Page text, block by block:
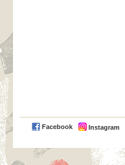
Facebook Instagram